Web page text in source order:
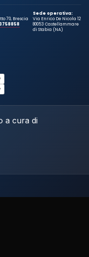
70, Brescia
Sede operativa:
Via Enrico De Nicola 12
80053 Castellammare
di Stabia (NA)
a cura di